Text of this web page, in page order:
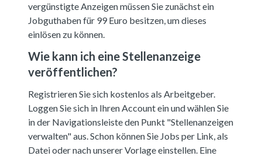
vergünstigte Anzeigen müssen Sie zunächst ein
Jobguthaben für 99 Euro besitzen, um dieses
einlösen zu können.
Wie kann ich eine Stellenanzeige
veröffentlichen?
Registrieren Sie sich kostenlos als Arbeitgeber.
Loggen Sie sich in Ihren Account ein und wählen Sie
in der Navigationsleiste den Punkt "Stellenanzeigen
verwalten" aus. Schon können Sie Jobs per Link, als
Datei oder nach unserer Vorlage einstellen. Eine